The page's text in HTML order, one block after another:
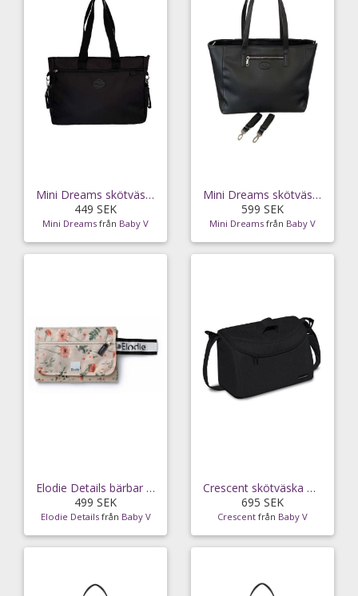
Mini Dreams skötväska black
449 SEK
Mini Dreams från Baby V
Mini Dreams skötväska Luxe black
599 SEK
Mini Dreams från Baby V
Elodie Details bärbar skötdyna meadow blossom
499 SEK
Elodie Details från Baby V
Crescent skötväska mummy bag, svart
695 SEK
Crescent från Baby V